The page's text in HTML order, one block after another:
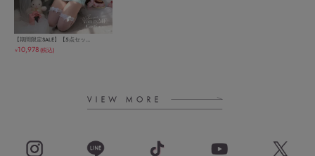
【期間限定SALE】【5点セッ...
￥10,978(税込)